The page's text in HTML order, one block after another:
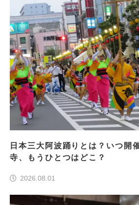
日本三大阿波踊りとは？いつ開
寺、もうひとつはどこ？
2026.08.01